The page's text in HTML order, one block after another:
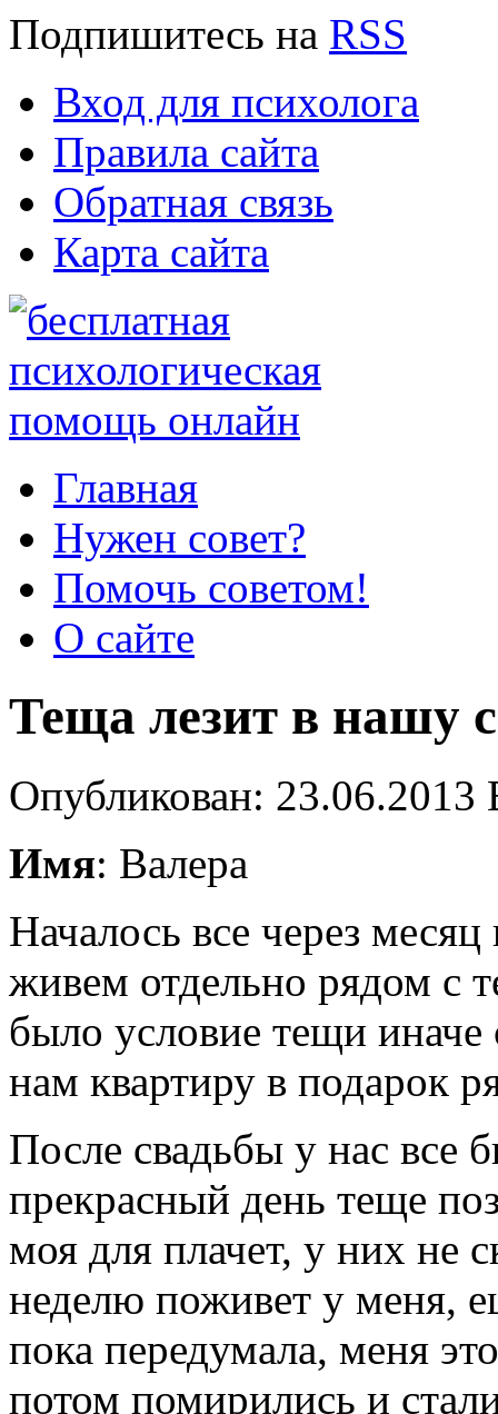
Подпишитесь на RSS
Вход для психолога
Правила сайта
Обратная связь
Карта сайта
Главная
Нужен совет?
Помочь советом!
О сайте
Теща лезит в нашу
Опубликован:
Имя: Валера
Началось все через
живем отдельно рядом с
было условие тещи иначе
нам квартиру в подарок
После свадьбы у нас все
прекрасный день теще
моя для плачет, у них не
неделю поживет у меня,
пока передумала, меня
потом помирились и